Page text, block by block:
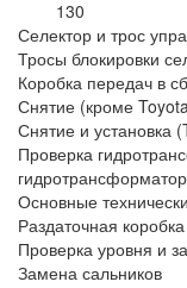
130
Селектор и трос
Тросы блокировки
Коробка передач
Снятие (кроме
Снятие и
Проверка
Основные
Раздаточная
Проверка уровня
Замена